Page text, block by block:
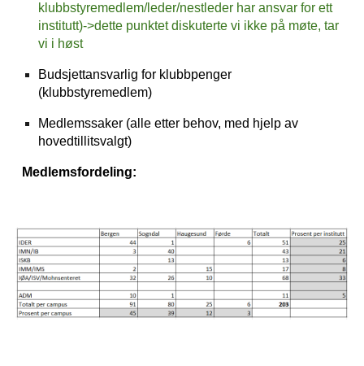
klubbstyremedlem/leder/nestleder har ansvar for ett
institutt)->dette punktet diskuterte vi ikke på møte, tar
vi i høst
Budsjettansvarlig for klubbpenger
(klubbstyremedlem)
Medlemssaker (alle etter behov, med hjelp av
hovedtillitsvalgt)
Medlemsfordeling: